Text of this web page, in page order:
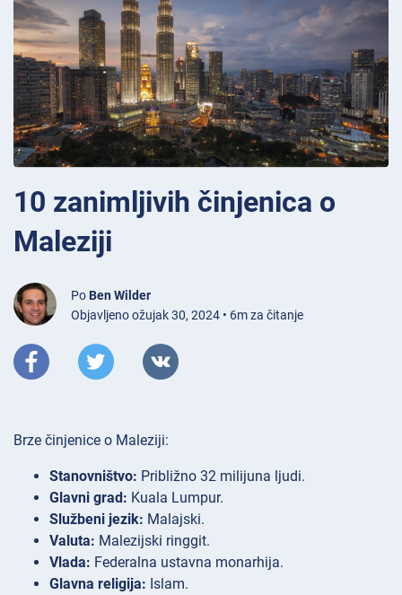
10 zanimljivih činjenica o
Maleziji
Po Ben Wilder
Objavljeno ožujak 30, 2024 • 6m za čitanje
Brze činjenice o Maleziji:
Stanovništvo: Približno 32 milijuna ljudi.
Glavni grad: Kuala Lumpur.
Službeni jezik: Malajski.
Valuta: Malezijski ringgit.
Vlada: Federalna ustavna monarhija.
Glavna religija: Islam.